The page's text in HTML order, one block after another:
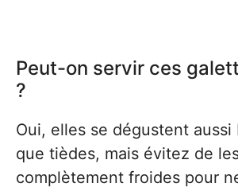
Peut-on servir ces
?
Oui, elles se dégustent aussi
que tièdes, mais évitez de
complètement froides pour